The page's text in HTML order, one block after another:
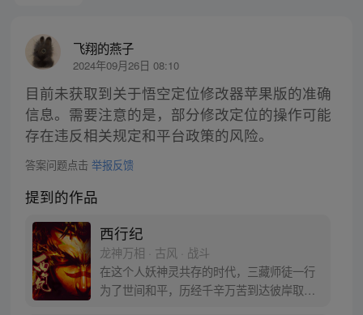
飞翔的燕子
2024年09月26日 08:10
目前未获取到关于悟空定位修改器苹果版的准确
信息。需要注意的是，部分修改定位的操作可能
存在违反相关规定和平台政策的风险。
答案问题点击 举报反馈
提到的作品
西行纪
龙神万相 · 古风 · 战斗
在这个人妖神灵共存的时代，三藏师徒一行
为了世间和平，历经千辛万苦到达彼岸取